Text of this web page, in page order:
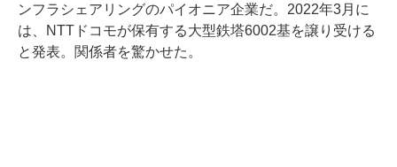
ンフラシェアリングのパイオニア企業だ。2022年3月に
は、NTTドコモが保有する大型鉄塔6002基を譲り受ける
と発表。関係者を驚かせた。